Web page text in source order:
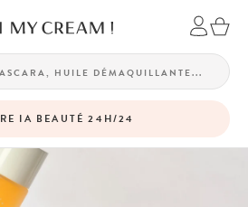
IA BEAUTÉ 24H/24